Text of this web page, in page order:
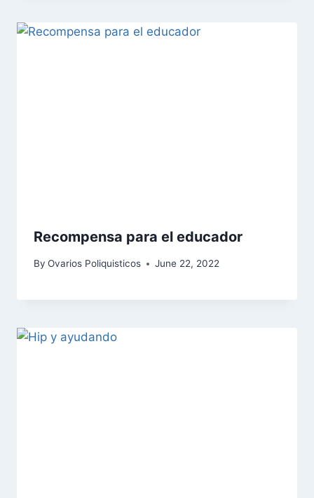
Recompensa para el educador
By Ovarios Poliquisticos June 22, 2022